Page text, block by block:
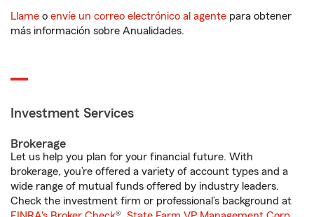
Llame o envíe un correo electrónico al agente para obtener
más información sobre Anualidades.
Investment Services
Brokerage
Let us help you plan for your financial future. With
brokerage, you’re offered a variety of account types and a
wide range of mutual funds offered by industry leaders.
Check the investment firm or professional’s background at